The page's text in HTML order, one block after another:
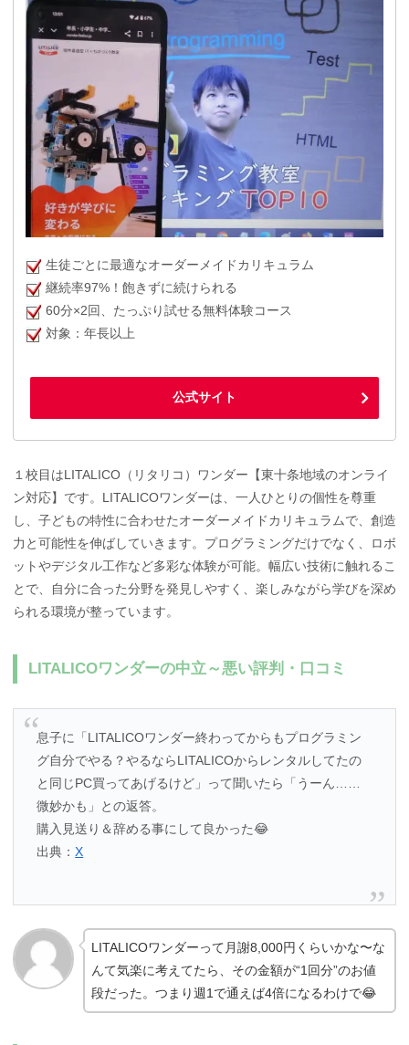
生徒ごとに最適なオーダーメイドカリキュラム
継続率97%！飽きずに続けられる
60分×2回、たっぷり試せる無料体験コース
対象：年長以上
公式サイト
１校目はLITALICO（リタリコ）ワンダー【東十条地域のオンライ
ン対応】です。LITALICOワンダーは、一人ひとりの個性を尊重
し、子どもの特性に合わせたオーダーメイドカリキュラムで、創造
力と可能性を伸ばしていきます。プログラミングだけでなく、ロボ
ットやデジタル工作など多彩な体験が可能。幅広い技術に触れるこ
とで、自分に合った分野を発見しやすく、楽しみながら学びを深め
られる環境が整っています。
LITALICOワンダーの中立～悪い評判・口コミ
息子に「LITALICOワンダー終わってからもプログラミン
グ自分でやる？やるならLITALICOからレンタルしてたの
と同じPC買ってあげるけど」って聞いたら「うーん……
微妙かも」との返答。
購入見送り＆辞める事にして良かった😂
出典：X
LITALICOワンダーって月謝8,000円くらいかな〜な
んて気楽に考えてたら、その金額が“1回分”のお値
段だった。つまり週1で通えば4倍になるわけで😂